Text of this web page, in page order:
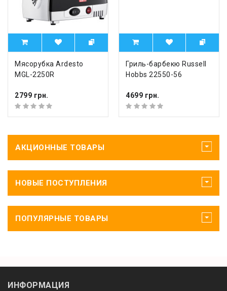
Мясорубка Ardesto
MGL-2250R
2799 грн.
Гриль-барбекю Russell
Hobbs 22550-56
4699 грн.
АКЦИОННЫЕ ТОВАРЫ
НОВЫЕ ПОСТУПЛЕНИЯ
ПОПУЛЯРНЫЕ ТОВАРЫ
ИНФОРМАЦИЯ